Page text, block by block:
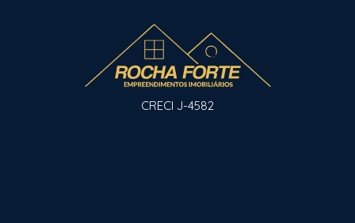
CRECI J-4582